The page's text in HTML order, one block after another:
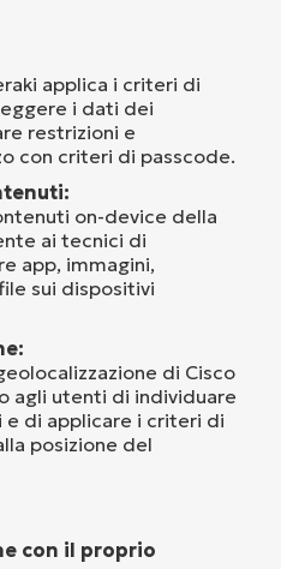
applica i criteri di
i dati dei
restrizioni e
con criteri di passcode.
on-device della
ai tecnici di
app, immagini,
sui dispositivi
di Cisco
agli utenti di individuare
di applicare i criteri di
posizione del
con il proprio